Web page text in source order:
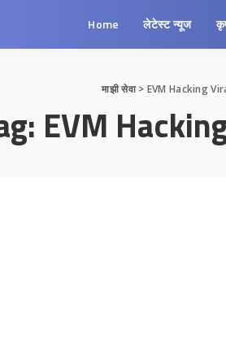
Home लेटेस्ट न्यूज
माझी सेवा> EVM Hacking
EVM